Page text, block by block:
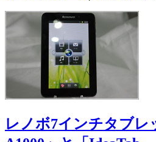
レノボ7インチタブレ